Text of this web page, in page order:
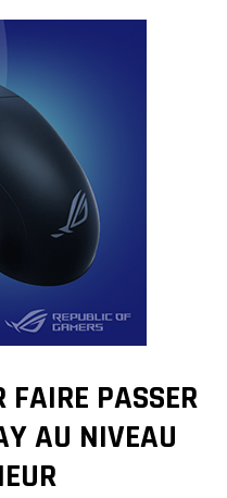
FAIRE PASSER
AU NIVEAU